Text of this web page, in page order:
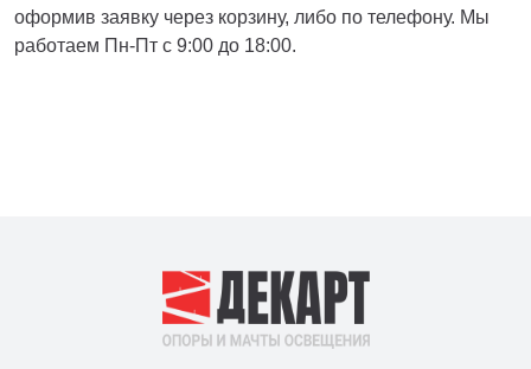
оформив заявку через корзину, либо по телефону. Мы
работаем Пн-Пт с 9:00 до 18:00.